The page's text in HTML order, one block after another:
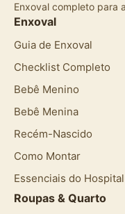
Enxoval completo para
Enxoval
Guia de Enxoval
Checklist Completo
Bebê Menino
Bebê Menina
Recém-Nascido
Como Montar
Essenciais do Hospital
Roupas & Quarto